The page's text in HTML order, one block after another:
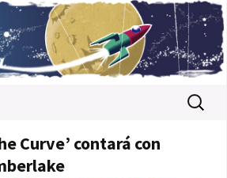
Buscar:
Curve’ contará con